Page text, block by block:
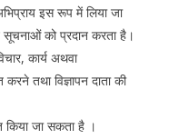
इस रूप में लिया जा
सूचनाओं को प्रदान करता है।
कार्य अथवा
तथा विज्ञापन दाता की
किया जा सकता है ।